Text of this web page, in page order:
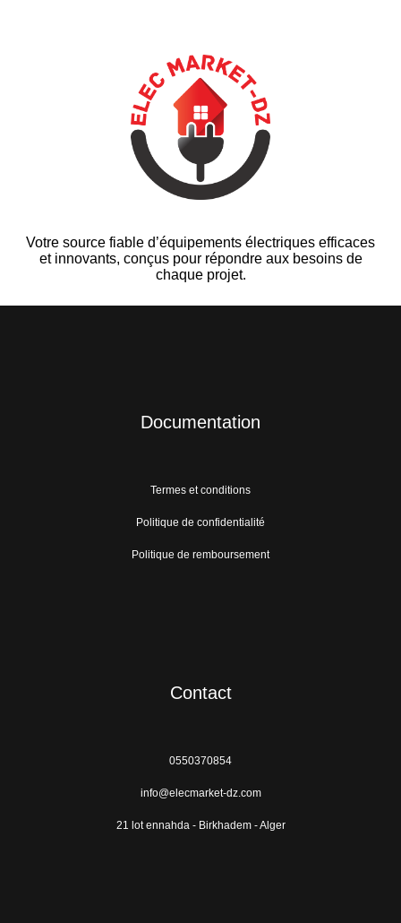
Votre source fiable d’équipements électriques efficaces
et innovants, conçus pour répondre aux besoins de
chaque projet.
Documentation
Termes et conditions
Politique de confidentialité
Politique de remboursement
Contact
0550370854
info@elecmarket-dz.com
21 lot ennahda - Birkhadem - Alger